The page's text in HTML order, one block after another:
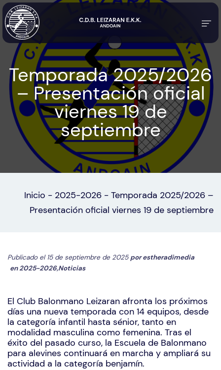
Temporada 2025/2026
– Presentación oficial
viernes 19 de
septiembre
Inicio - 2025-2026 - Temporada 2025/2026 –
Presentación oficial viernes 19 de septiembre
Publicado el 15 de septiembre de 2025 porestheradimedia
en2025-2026,Noticias
El Club Balonmano Leizaran afronta los próximos
días una nueva temporada con 14 equipos, desde
la categoría infantil hasta sénior, tanto en
modalidad masculina como femenina. Tras el
éxito del pasado curso, la Escuela de Balonmano
para alevines continuará en marcha y ampliará su
actividad a la categoría benjamín.